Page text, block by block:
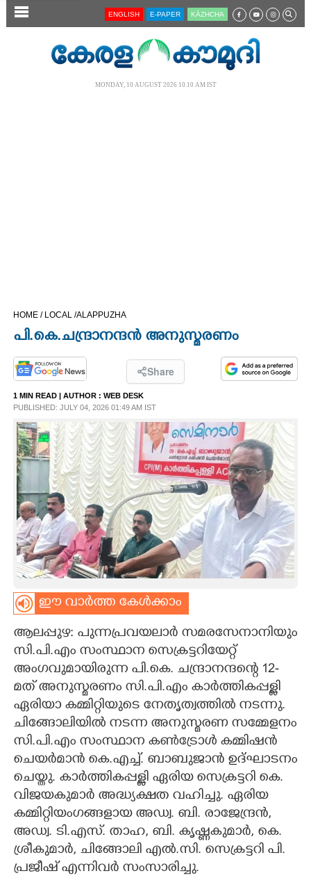
SECTIONS
OPINION
PHOTOS
LIFESTYLE
SPIRITUAL
INFO+
ART
ASTRO
CARTOONS
LITERATURE
ZOOM
ENGLISH E-PAPER KĀZHCHA
MONDAY, 10 AUGUST 2026 10.10 AM IST
HOME / LOCAL /ALAPPUZHA
പി.കെ.ചന്ദ്രാനന്ദൻ അനുസ്മരണം
Share
1 MIN READ | AUTHOR : WEB DESK
PUBLISHED: JULY 04, 2026 01:49 AM IST
ഈ വാർത്ത കേൾക്കാം
ആലപ്പുഴ: പുന്നപ്രവയലാർ സമരസേനാനിയും
സി.പി.എം സംസ്ഥാന സെക്രട്ടറിയേറ്റ്
അംഗവുമായിരുന്ന പി.കെ. ചന്ദ്രാനന്ദന്റെ 12-
മത് അനുസ്മരണം സി.പി.എം കാർത്തികപ്പള്ളി
ഏരിയാ കമ്മിറ്റിയുടെ നേതൃത്വത്തിൽ നടന്നു.
ചിങ്ങോലിയിൽ നടന്ന അനുസ്മരണ സമ്മേളനം
സി.പി.എം സംസ്ഥാന കൺട്രോൾ കമ്മിഷൻ
ചെയർമാൻ കെ.എച്ച്. ബാബുജാൻ ഉദ്ഘാടനം
ചെയ്തു. കാർത്തികപ്പള്ളി ഏരിയ സെക്രട്ടറി കെ.
വിജയകുമാർ അദ്ധ്യക്ഷത വഹിച്ചു. ഏരിയ
കമ്മിറ്റിയംഗങ്ങളായ അഡ്വ. ബി. രാജേന്ദ്രൻ,
അഡ്വ. ടി.എസ്. താഹ, ബി. കൃഷ്ണകുമാർ, കെ.
ശ്രീകുമാർ, ചിങ്ങോലി എൽ.സി. സെക്രട്ടറി പി.
പ്രജീഷ് എന്നിവർ സംസാരിച്ചു.